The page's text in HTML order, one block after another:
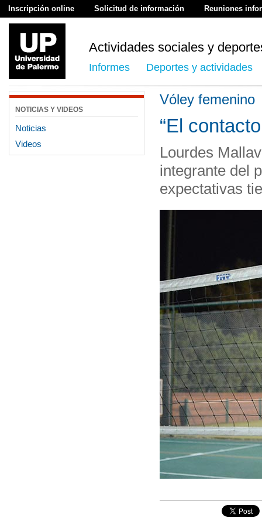
Inscripción online Solicitud de información Reuniones
Actividades sociales y
Informes Deportes y actividades
NOTICIAS Y VIDEOS
Noticias
Videos
Vóley femenino
“El
Lourdes
integrante del
expectativas